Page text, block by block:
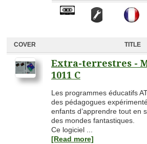
A
COVER TITLE
Extra-terrestres -
1011 C
Les programmes éducatifs
des pédagogues
enfants d’apprendre tout en
des mondes fantastiques.
Ce logiciel ...
[Read more]